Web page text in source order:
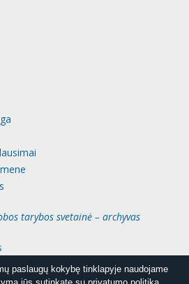
paslaugų kokybę tinklapyje naudojame
paslaugų kokybę tinklapyje naudojame
tarybos svetainė – archyvas